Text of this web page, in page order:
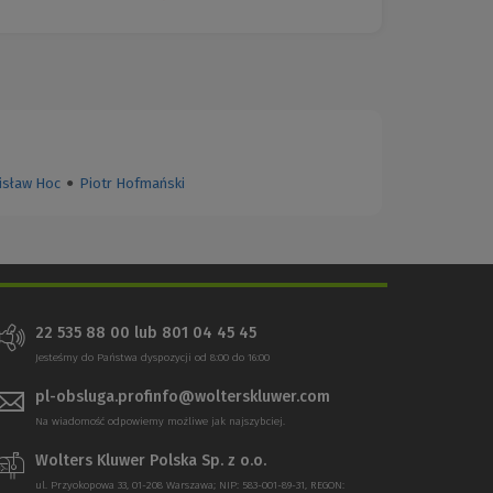
Hoc ● Piotr Hofmański
22 535 88 00 lub 801 04 45 45
Jesteśmy do Państwa dyspozycji od 8:00 do 16:00
pl-obsluga.profinfo@wolterskluwer.com
Na wiadomość odpowiemy możliwe jak najszybciej.
Wolters Kluwer Polska Sp. z o.o.
ul. Przyokopowa 33, 01-208 Warszawa; NIP: 583-001-89-31, REGON: